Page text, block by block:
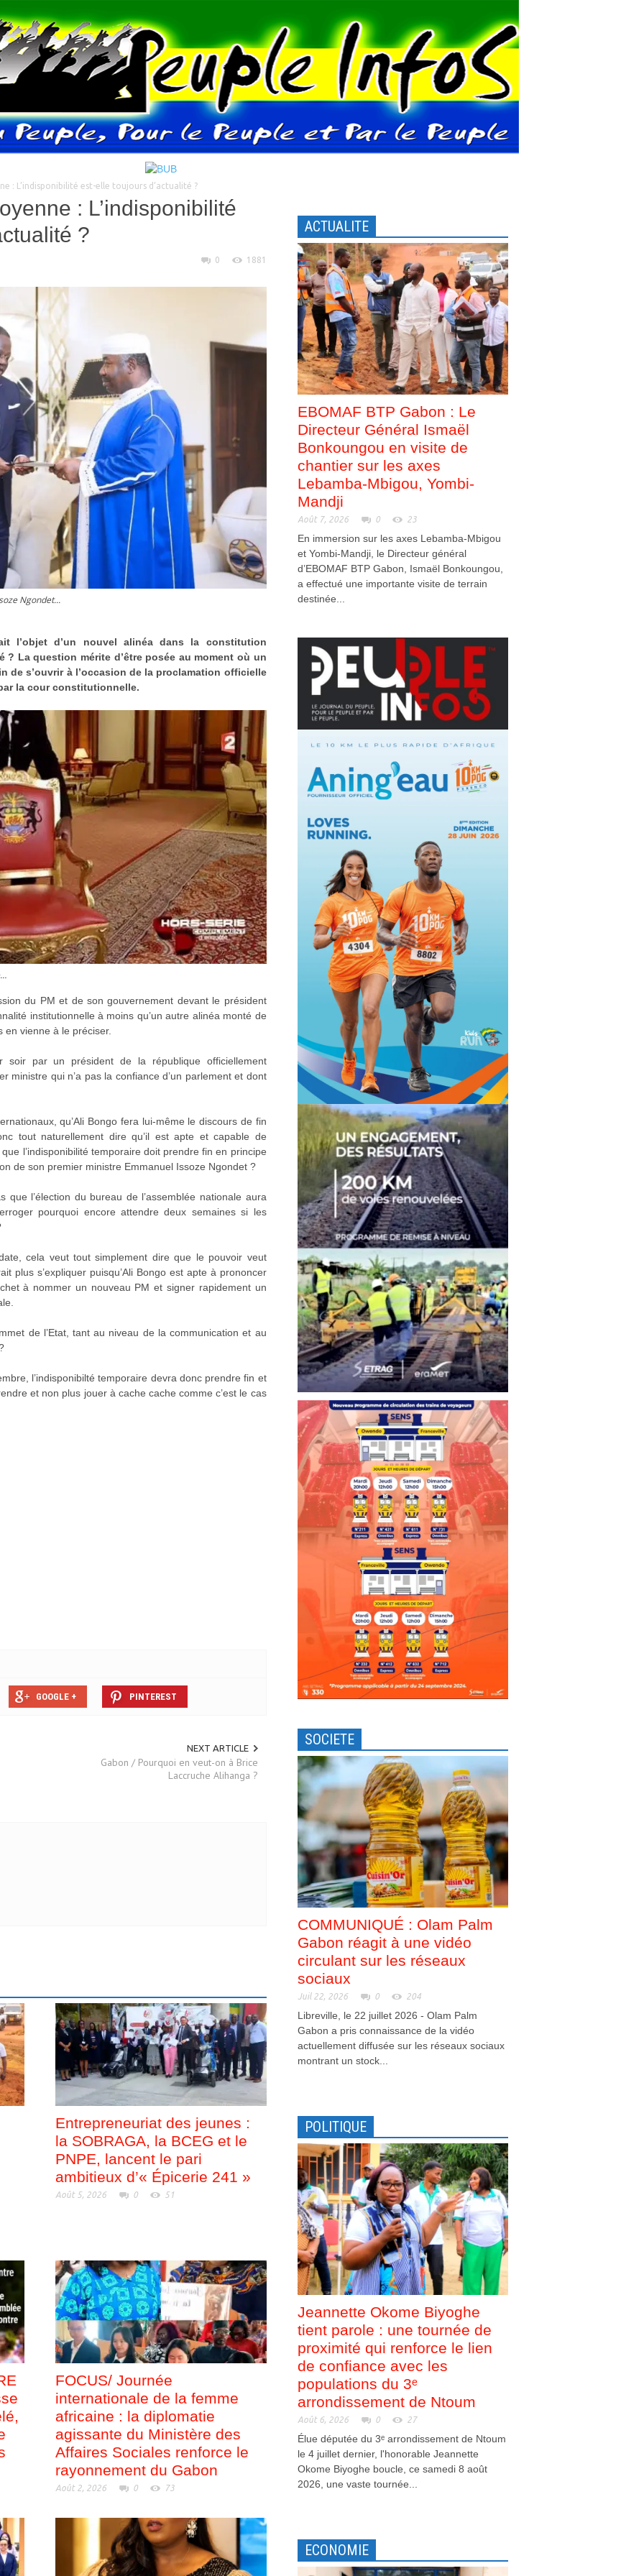
: L’indisponibilité est-elle toujours d’actualité ?
: L’indisponibilité
?
0 1881
Ngondet...
l’objet d’un nouvel alinéa dans la constitution
? La question mérite d’être posée au moment où un
de s’ouvrir à l’occasion de la proclamation officielle
la cour constitutionnelle.
du PM et de son gouvernement devant le président
institutionnelle à moins qu’un autre alinéa monté de
vienne à le préciser.
par un président de la république officiellement
ministre qui n’a pas la confiance d’un parlement et dont
qu’Ali Bongo fera lui-même le discours de fin
tout naturellement dire qu’il est apte et capable de
l’indisponibilité temporaire doit prendre fin en principe
de son premier ministre Emmanuel Issoze Ngondet ?
l’élection du bureau de l’assemblée nationale aura
pourquoi encore attendre deux semaines si les
cela veut tout simplement dire que le pouvoir veut
plus s’expliquer puisqu’Ali Bongo est apte à prononcer
à nommer un nouveau PM et signer rapidement un
de l’Etat, tant au niveau de la communication et au
l’indisponibilté temporaire devra donc prendre fin et
et non plus jouer à cache cache comme c’est le cas
GOOGLE + PINTEREST
NEXT ARTICLE
Gabon / Pourquoi en veut-on à Brice
Laccruche Alihanga ?
Entrepreneuriat des jeunes :
la SOBRAGA, la BCEG et le
PNPE, lancent le pari
ambitieux d’« Épicerie 241 »
Août 5, 2026 0 51
FOCUS/ Journée
internationale de la femme
africaine : la diplomatie
agissante du Ministère des
Affaires Sociales renforce le
rayonnement du Gabon
Août 2, 2026 0 73
ACTUALITE
EBOMAF BTP Gabon : Le
Directeur Général Ismaël
Bonkoungou en visite de
chantier sur les axes
Lebamba-Mbigou, Yombi-
Mandji
Août 7, 2026 0 23
En immersion sur les axes Lebamba-Mbigou
et Yombi-Mandji, le Directeur général
d’EBOMAF BTP Gabon, Ismaël Bonkoungou,
a effectué une importante visite de terrain
destinée...
SOCIETE
COMMUNIQUÉ : Olam Palm
Gabon réagit à une vidéo
circulant sur les réseaux
sociaux
Juil 22, 2026 0 204
Libreville, le 22 juillet 2026 - Olam Palm
Gabon a pris connaissance de la vidéo
actuellement diffusée sur les réseaux sociaux
montrant un stock...
POLITIQUE
Jeannette Okome Biyoghe
tient parole : une tournée de
proximité qui renforce le lien
de confiance avec les
populations du 3ᵉ
arrondissement de Ntoum
Août 6, 2026 0 27
Élue députée du 3ᵉ arrondissement de Ntoum
le 4 juillet dernier, l'honorable Jeannette
Okome Biyoghe boucle, ce samedi 8 août
2026, une vaste tournée...
ECONOMIE